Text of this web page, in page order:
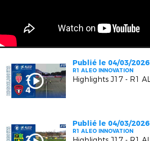
Publié le 04/03/2026
R1 ALEO INNOVATION
Publié le 04/03/2026
R1 ALEO INNOVATION